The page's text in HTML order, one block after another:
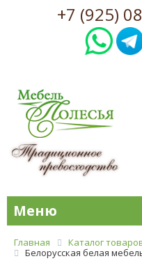
+7 (925)
Меню
Главная Каталог
Белорусская белая